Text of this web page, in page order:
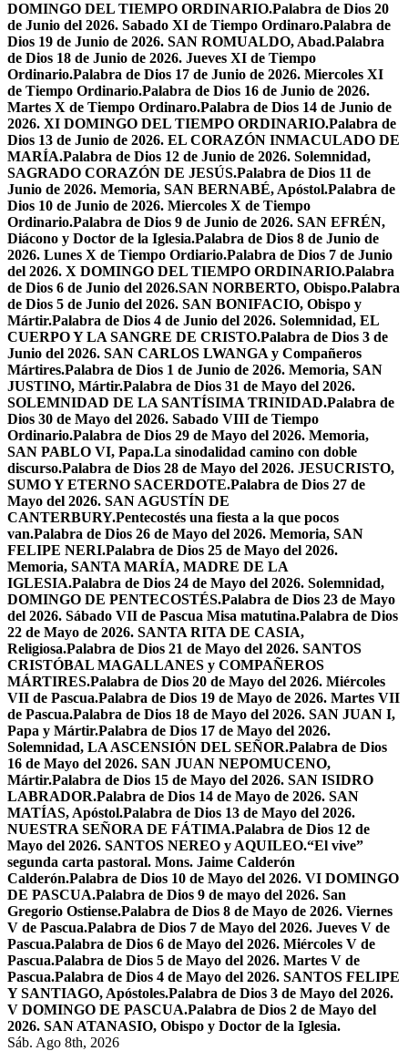
DOMINGO DEL TIEMPO ORDINARIO.Palabra de Dios 20
de Junio del 2026. Sabado XI de Tiempo Ordinaro.Palabra de
Dios 19 de Junio de 2026. SAN ROMUALDO, Abad.Palabra
de Dios 18 de Junio de 2026. Jueves XI de Tiempo
Ordinario.Palabra de Dios 17 de Junio de 2026. Miercoles XI
de Tiempo Ordinario.Palabra de Dios 16 de Junio de 2026.
Martes X de Tiempo Ordinaro.Palabra de Dios 14 de Junio de
2026. XI DOMINGO DEL TIEMPO ORDINARIO.Palabra de
Dios 13 de Junio de 2026. EL CORAZÓN INMACULADO DE
MARÍA.Palabra de Dios 12 de Junio de 2026. Solemnidad,
SAGRADO CORAZÓN DE JESÚS.Palabra de Dios 11 de
Junio de 2026. Memoria, SAN BERNABÉ, Apóstol.Palabra de
Dios 10 de Junio de 2026. Miercoles X de Tiempo
Ordinario.Palabra de Dios 9 de Junio de 2026. SAN EFRÉN,
Diácono y Doctor de la Iglesia.Palabra de Dios 8 de Junio de
2026. Lunes X de Tiempo Ordiario.Palabra de Dios 7 de Junio
del 2026. X DOMINGO DEL TIEMPO ORDINARIO.Palabra
de Dios 6 de Junio del 2026.SAN NORBERTO, Obispo.Palabra
de Dios 5 de Junio del 2026. SAN BONIFACIO, Obispo y
Mártir.Palabra de Dios 4 de Junio del 2026. Solemnidad, EL
CUERPO Y LA SANGRE DE CRISTO.Palabra de Dios 3 de
Junio del 2026. SAN CARLOS LWANGA y Compañeros
Mártires.Palabra de Dios 1 de Junio de 2026. Memoria, SAN
JUSTINO, Mártir.Palabra de Dios 31 de Mayo del 2026.
SOLEMNIDAD DE LA SANTÍSIMA TRINIDAD.Palabra de
Dios 30 de Mayo del 2026. Sabado VIII de Tiempo
Ordinario.Palabra de Dios 29 de Mayo del 2026. Memoria,
SAN PABLO VI, Papa.La sinodalidad camino con doble
discurso.Palabra de Dios 28 de Mayo del 2026. JESUCRISTO,
SUMO Y ETERNO SACERDOTE.Palabra de Dios 27 de
Mayo del 2026. SAN AGUSTÍN DE
CANTERBURY.Pentecostés una fiesta a la que pocos
van.Palabra de Dios 26 de Mayo del 2026. Memoria, SAN
FELIPE NERI.Palabra de Dios 25 de Mayo del 2026.
Memoria, SANTA MARÍA, MADRE DE LA
IGLESIA.Palabra de Dios 24 de Mayo del 2026. Solemnidad,
DOMINGO DE PENTECOSTÉS.Palabra de Dios 23 de Mayo
del 2026. Sábado VII de Pascua Misa matutina.Palabra de Dios
22 de Mayo de 2026. SANTA RITA DE CASIA,
Religiosa.Palabra de Dios 21 de Mayo del 2026. SANTOS
CRISTÓBAL MAGALLANES y COMPAÑEROS
MÁRTIRES.Palabra de Dios 20 de Mayo del 2026. Miércoles
VII de Pascua.Palabra de Dios 19 de Mayo de 2026. Martes VII
de Pascua.Palabra de Dios 18 de Mayo del 2026. SAN JUAN I,
Papa y Mártir.Palabra de Dios 17 de Mayo del 2026.
Solemnidad, LA ASCENSIÓN DEL SEÑOR.Palabra de Dios
16 de Mayo del 2026. SAN JUAN NEPOMUCENO,
Mártir.Palabra de Dios 15 de Mayo del 2026. SAN ISIDRO
LABRADOR.Palabra de Dios 14 de Mayo de 2026. SAN
MATÍAS, Apóstol.Palabra de Dios 13 de Mayo del 2026.
NUESTRA SEÑORA DE FÁTIMA.Palabra de Dios 12 de
Mayo del 2026. SANTOS NEREO y AQUILEO.“El vive”
segunda carta pastoral. Mons. Jaime Calderón
Calderón.Palabra de Dios 10 de Mayo del 2026. VI DOMINGO
DE PASCUA.Palabra de Dios 9 de mayo del 2026. San
Gregorio Ostiense.Palabra de Dios 8 de Mayo de 2026. Viernes
V de Pascua.Palabra de Dios 7 de Mayo del 2026. Jueves V de
Pascua.Palabra de Dios 6 de Mayo del 2026. Miércoles V de
Pascua.Palabra de Dios 5 de Mayo del 2026. Martes V de
Pascua.Palabra de Dios 4 de Mayo del 2026. SANTOS FELIPE
Y SANTIAGO, Apóstoles.Palabra de Dios 3 de Mayo del 2026.
V DOMINGO DE PASCUA.Palabra de Dios 2 de Mayo del
2026. SAN ATANASIO, Obispo y Doctor de la Iglesia.
Sáb. Ago 8th, 2026